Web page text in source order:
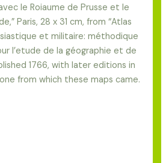
le Roiaume de Prusse et le
Paris, 28 x 31 cm, from “Atlas
et militaire: méthodique
l’etude de la géographie et de
1766, with later editions in
from which these maps came.